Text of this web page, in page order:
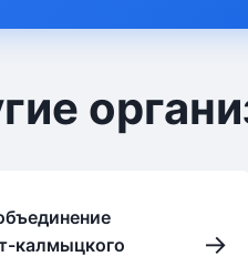
калмыцкого
→